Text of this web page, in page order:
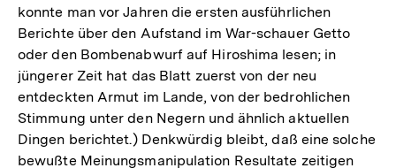
konnte man vor Jahren die ersten ausführlichen
Berichte über den Aufstand im War-schauer Getto
oder den Bombenabwurf auf Hiroshima lesen; in
jüngerer Zeit hat das Blatt zuerst von der neu
entdeckten Armut im Lande, von der bedrohlichen
Stimmung unter den Negern und ähnlich aktuellen
Dingen berichtet.) Denkwürdig bleibt, daß eine solche
bewußte Meinungsmanipulation Resultate zeitigen